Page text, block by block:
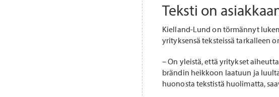
Teksti on
Kielland-Lund on törmännyt
yrityksensä teksteissä tarkalleen
– On yleistä, että yritykset
brändin heikkoon laatuun ja
huonosta tekstistä huolimatta,